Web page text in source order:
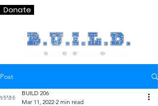
Donate
Post
BUILD 206
Mar 11, 2022 2 min read